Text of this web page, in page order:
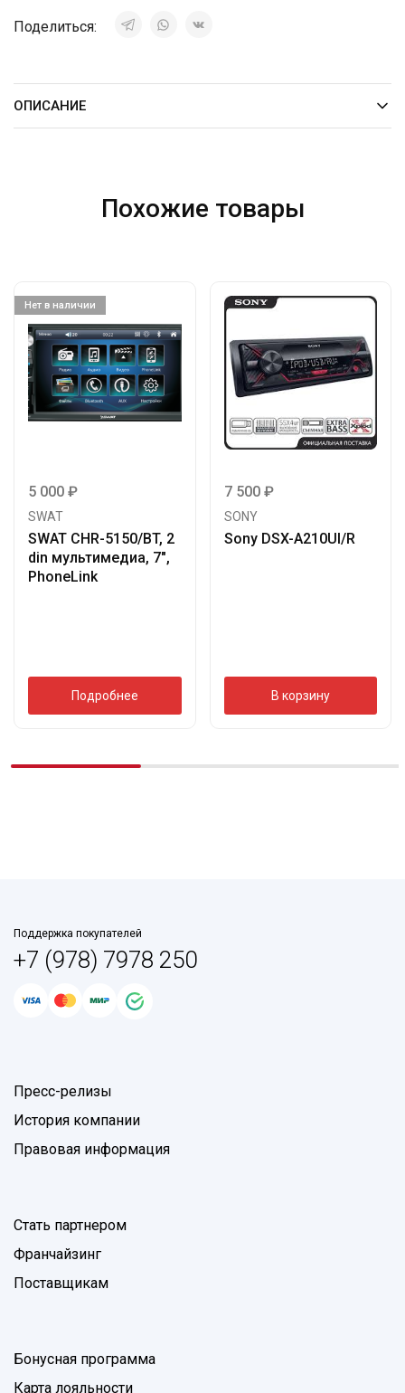
Поделиться:
ОПИСАНИЕ
Похожие товары
Нет в наличии
5 000 ₽
SWAT
SWAT CHR-5150/BT, 2
din мультимедиа, 7″,
PhoneLink
Подробнее
7 500 ₽
SONY
Sony DSX-A210UI/R
В корзину
Поддержка покупателей
+7 (978) 7978 250
Пресс-релизы
История компании
Правовая информация
Стать партнером
Франчайзинг
Поставщикам
Бонусная программа
Карта лояльности